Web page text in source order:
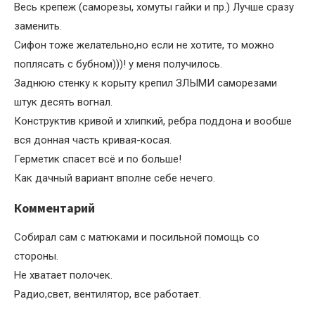
Весь крепеж (саморезы, хомуты гайки и пр.) Лучше сразу
заменить.
Сифон тоже желательно,но если не хотите, то можно
поплясать с бубном)))! у меня получилось.
Заднюю стенку к корыту крепил ЗЛЫМИ саморезами
штук десять вогнал.
Конструктив кривой и хлипкий, ребра поддона и вообше
вся донная часть кривая-косая.
Герметик спасет всё и по больше!
Как дачный вариант вполне себе нечего.
Комментарий
Собирал сам с матюками и посильной помощь со
стороны.
Не хватает полочек.
Радио,свет, вентилятор, все работает.